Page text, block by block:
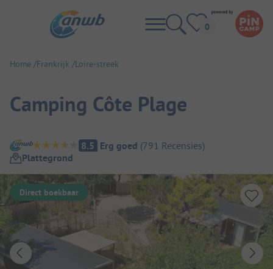
Home Frankrijk Loire-streek
Camping Côte Plage
Camping overzicht
8.5 Erg goed (791 Recensies)
Plattegrond
Direct boekbaar